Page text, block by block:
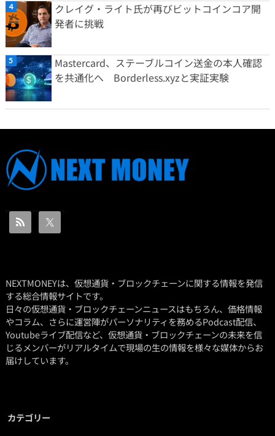
クレイグ・ライト氏が再びビットコインコア開
発者に挑戦
Mastercard、ステーブルコイン送金の本人確認
を共通化へ Borderless.xyzと実証実験
NEXTMONEYは、仮想通貨・ブロックチェーンに関する情報を発信
する総合情報サイトです。
日々の仮想通貨・ブロックチェーンニュースはもちろん、価格情報
やコラム、さらに運営陣がパーソナリティを務めるPodcast配信、
Youtubeライブ配信など、仮想通貨・ブロックチェーンの未来を信
じるメンバーがリアルタイムで現場の生の情報を様々な媒体からお
届けしています。
カテゴリー